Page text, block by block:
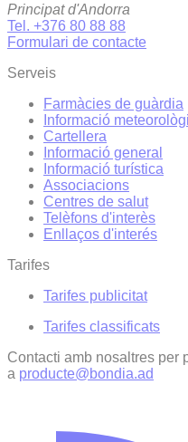
Principat d'Andorra
Tel. +376 80 88 88
Formulari de contacte
Serveis
Farmàcies de guàrdia
Informació
Cartellera
Informació general
Informació turística
Associacions
Centres de salut
Telèfons d'interès
Enllaços d'interés
Tarifes
Tarifes publicitat
Tarifes classificats
Contacti amb nosaltres per
a producte@bondia.ad